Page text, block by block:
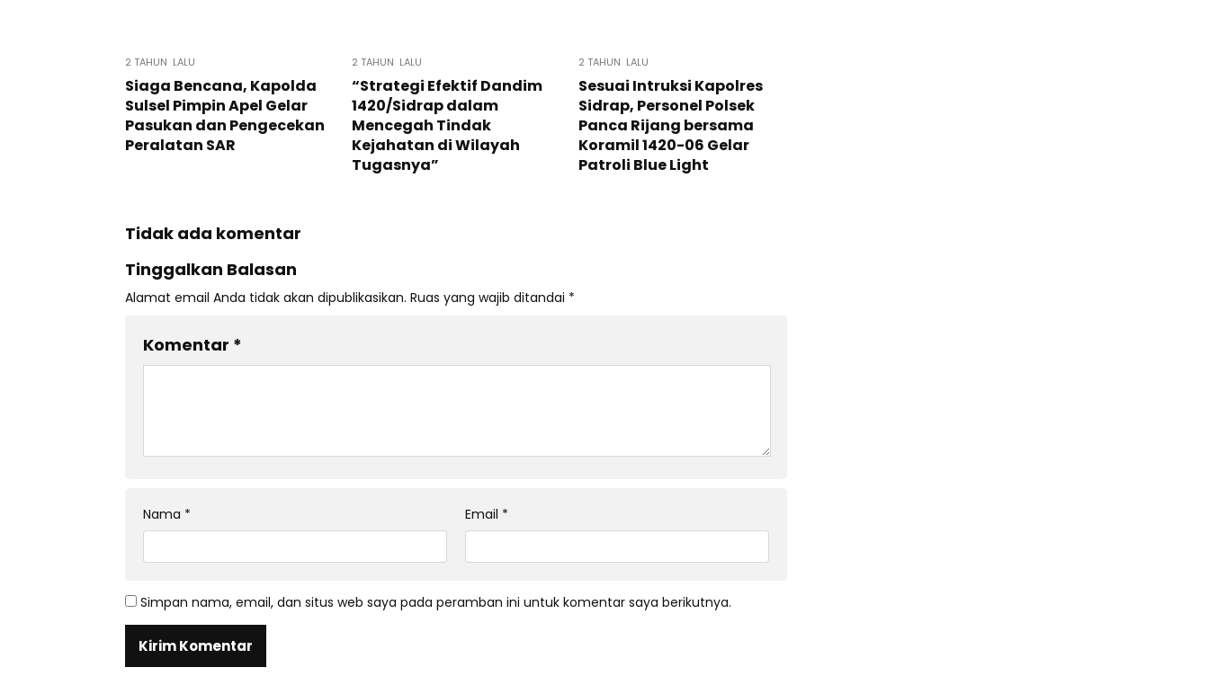
2 TAHUN LALU
Siaga Bencana, Kapolda
Sulsel Pimpin Apel Gelar
Pasukan dan Pengecekan
Peralatan SAR
2 TAHUN LALU
“Strategi Efektif Dandim
1420/Sidrap dalam
Mencegah Tindak
Kejahatan di Wilayah
Tugasnya”
2 TAHUN LALU
Sesuai Intruksi Kapolres
Sidrap, Personel Polsek
Panca Rijang bersama
Koramil 1420-06 Gelar
Patroli Blue Light
Tidak ada komentar
Tinggalkan Balasan
Alamat email Anda tidak akan dipublikasikan. Ruas yang wajib ditandai *
Komentar *
Nama * Email *
Simpan nama, email, dan situs web saya pada peramban ini untuk komentar saya berikutnya.